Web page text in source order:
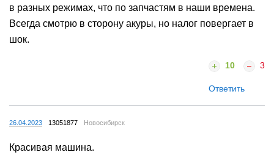
в разных режимах, что по запчастям в наши времена.
Всегда смотрю в сторону акуры, но налог повергает в
шок.
10 3
Ответить
26.04.2023 13051877 Новосибирск
Красивая машина.